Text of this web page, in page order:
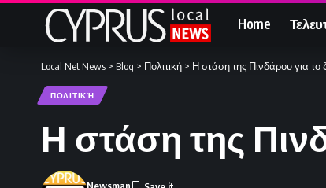
Home
Local Net News > Blog > Πολιτική > Η στάση της Πινδάρου για
ΠΟΛΙΤΙΚΉ
Η στάση της